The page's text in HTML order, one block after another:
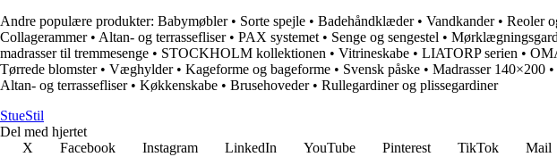
Andre populære produkter: Babymøbler• Sorte spejle • Badehåndklæder• Vandkander• Reoler
Collagerammer• Altan- og terrassefliser• PAX systemet• Senge og sengestel •
madrasser til tremmesenge • STOCKHOLM kollektionen • Vitrineskabe • LIATORP serien •
Tørrede blomster• Væghylder• Kageforme og bageforme • Svensk påske • Madrasser 140×200 •
Altan- og terrassefliser• Køkkenskabe • Brusehoveder• Rullegardiner og plissegardiner
StueStil
Del med hjertet
X
Facebook Instagram LinkedIn YouTube Pinterest TikTok Mail